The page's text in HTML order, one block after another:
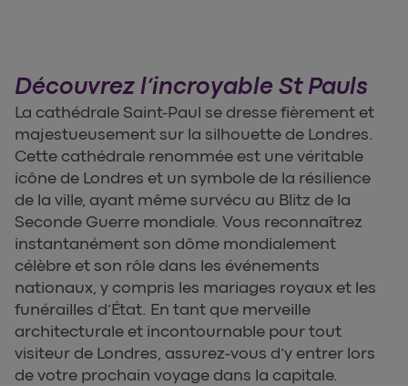
Découvrez l’incroyable St Pauls
La cathédrale Saint-Paul se dresse fièrement et
majestueusement sur la silhouette de Londres.
Cette cathédrale renommée est une véritable
icône de Londres et un symbole de la résilience
de la ville, ayant même survécu au Blitz de la
Seconde Guerre mondiale. Vous reconnaîtrez
instantanément son dôme mondialement
célèbre et son rôle dans les événements
nationaux, y compris les mariages royaux et les
funérailles d’État. En tant que merveille
architecturale et incontournable pour tout
visiteur de Londres, assurez-vous d’y entrer lors
de votre prochain voyage dans la capitale.